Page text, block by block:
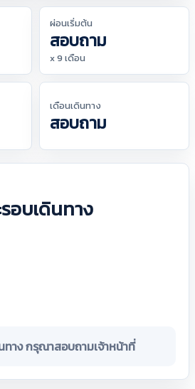
ผ่อนเริ่มต้น
สอบถาม
x 9 เดือน
เดือนเดินทาง
สอบถาม
อบเดินทาง
ทาง กรุณาสอบถามเจ้าหน้าที่